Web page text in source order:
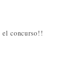
el concurso!!